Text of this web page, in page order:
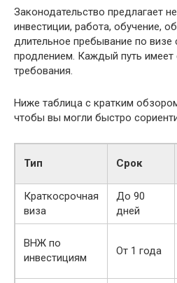
Законодательство предлагает
инвестиции, работа, обучение,
длительное пребывание по
продлением. Каждый путь имеет
требования.
Ниже таблица с кратким
чтобы вы могли быстро
Тип Срок
Краткосрочная
виза
До 90
дней
ВНЖ по
инвестициям
От 1 года